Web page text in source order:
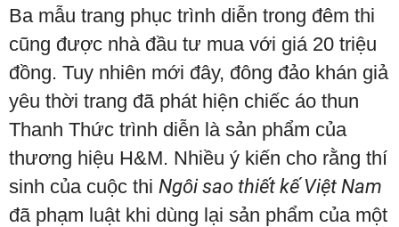
Ba mẫu trang phục trình diễn trong đêm thi
cũng được nhà đầu tư mua với giá 20 triệu
đồng. Tuy nhiên mới đây, đông đảo khán giả
yêu thời trang đã phát hiện chiếc áo thun
Thanh Thức trình diễn là sản phẩm của
thương hiệu H&M. Nhiều ý kiến cho rằng thí
sinh của cuộc thi Ngôi sao thiết kế Việt Nam
đã phạm luật khi dùng lại sản phẩm của một